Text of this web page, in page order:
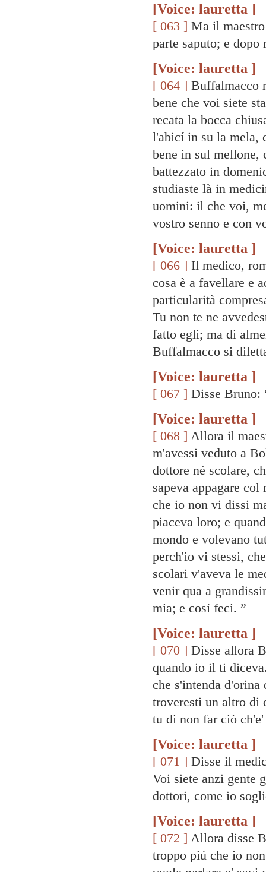
[Voice: lauretta ]
[ 063 ] Ma il
parte saputo; e
[Voice: lauretta ]
[ 064 ] Buffalmacco
bene che voi siete
recata la bocca
l'abicí in su la mela,
bene in sul mellone,
battezzato in
studiaste là in
uomini: il che voi,
vostro senno e con
[Voice: lauretta ]
[ 066 ] Il medico,
cosa è a favellare e
particularità
Tu non te ne
fatto egli; ma di
Buffalmacco si
[Voice: lauretta ]
[ 067 ] Disse Bruno:
[Voice: lauretta ]
[ 068 ] Allora il
m'avessi veduto a
dottore né scolare,
sapeva appagare
che io non vi dissi
piaceva loro; e
mondo e volevano
perch'io vi stessi,
scolari v'aveva le
venir qua a
mia; e cosí feci. ”
[Voice: lauretta ]
[ 070 ] Disse allora
quando io il ti
che s'intenda d'orina
troveresti un altro di
tu di non far ciò
[Voice: lauretta ]
[ 071 ] Disse il
Voi siete anzi gente
dottori, come io
[Voice: lauretta ]
[ 072 ] Allora disse
troppo piú che io